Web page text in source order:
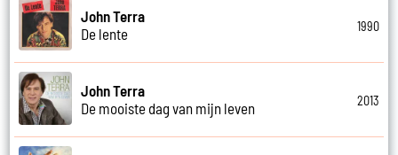
John Terra
De lente
1990
John Terra
De mooiste dag van mijn leven
2013